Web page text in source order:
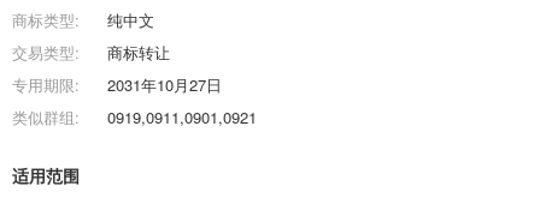
商标类型:
纯中文
交易类型:
商标转让
专用期限:
2031年10月27日
类似群组:
0919,0911,0901,0921
适用范围